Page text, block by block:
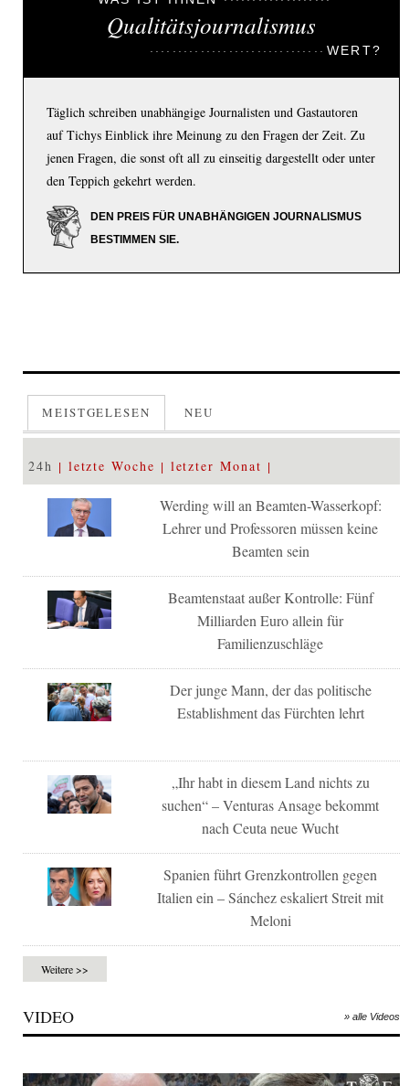
Qualitätsjournalismus
WERT?
Täglich schreiben unabhängige Journalisten und Gastautoren
auf Tichys Einblick ihre Meinung zu den Fragen der Zeit. Zu
jenen Fragen, die sonst oft all zu einseitig dargestellt oder unter
den Teppich gekehrt werden.
DEN PREIS FÜR UNABHÄNGIGEN JOURNALISMUS
BESTIMMEN SIE.
MEISTGELESEN NEU
24h letzte Woche letzter Monat
Werding will an Beamten-Wasserkopf:
Lehrer und Professoren müssen keine
Beamten sein
Beamtenstaat außer Kontrolle: Fünf
Milliarden Euro allein für
Familienzuschläge
Der junge Mann, der das politische
Establishment das Fürchten lehrt
„Ihr habt in diesem Land nichts zu
suchen“ – Venturas Ansage bekommt
nach Ceuta neue Wucht
Spanien führt Grenzkontrollen gegen
Italien ein – Sánchez eskaliert Streit mit
Meloni
Weitere >>
VIDEO » alle Videos